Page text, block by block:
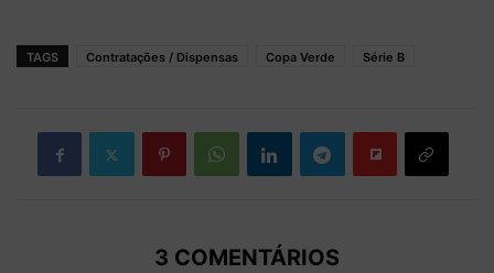
TAGS Contratações / Dispensas Copa Verde Série B
3 COMENTÁRIOS